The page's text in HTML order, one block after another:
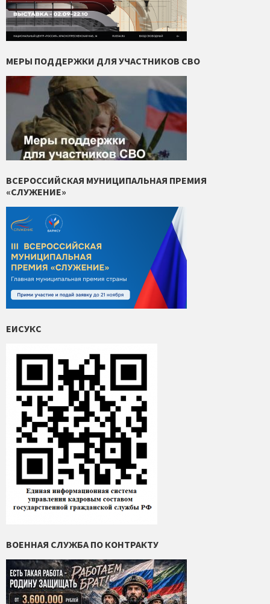
МЕРЫ ПОДДЕРЖКИ ДЛЯ УЧАСТНИКОВ СВО
ВСЕРОССИЙСКАЯ МУНИЦИПАЛЬНАЯ ПРЕМИЯ
«СЛУЖЕНИЕ»
ЕИСУКС
ВОЕННАЯ СЛУЖБА ПО КОНТРАКТУ